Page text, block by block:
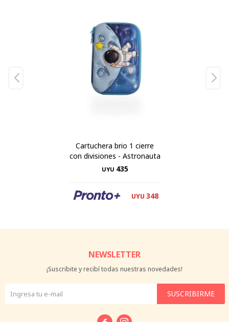
Cartuchera brio 1 cierre
con divisiones - Astronauta
UYU 435
UYU 348
NEWSLETTER
¡Suscribite y recibí todas nuestras novedades!
SUSCRIBIRME